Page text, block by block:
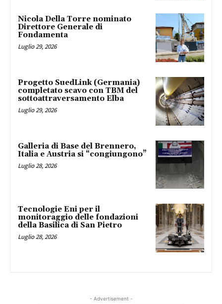
Nicola Della Torre nominato
Direttore Generale di
Fondamenta
Luglio 29, 2026
Progetto SuedLink (Germania)
completato scavo con TBM del
sottoattraversamento Elba
Luglio 29, 2026
Galleria di Base del Brennero,
Italia e Austria si “congiungono”
Luglio 28, 2026
Tecnologie Eni per il
monitoraggio delle fondazioni
della Basilica di San Pietro
Luglio 28, 2026
- Advertisement -